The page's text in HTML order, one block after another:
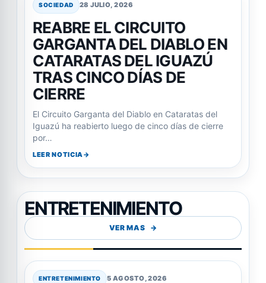
SOCIEDAD 28 JULIO, 2026
REABRE EL CIRCUITO
GARGANTA DEL DIABLO EN
CATARATAS DEL IGUAZÚ
TRAS CINCO DÍAS DE
CIERRE
El Circuito Garganta del Diablo en Cataratas del
Iguazú ha reabierto luego de cinco días de cierre
por…
LEER NOTICIA
ENTRETENIMIENTO
VER MAS
ENTRETENIMIENTO 5 AGOSTO, 2026